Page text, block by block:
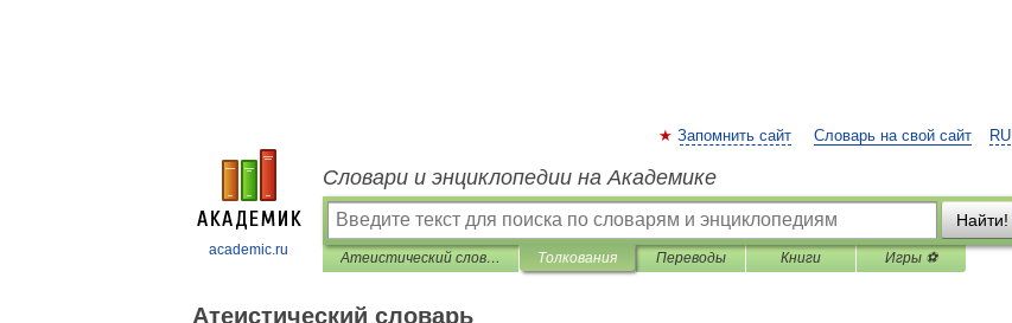
academic.ru
RU
Запомнить сайт Словарь на свой сайт
Словари и энциклопедии на Академике
Найти!
Атеистический словарь Толкования Переводы Книги Игры ⚽
Атеистический словарь